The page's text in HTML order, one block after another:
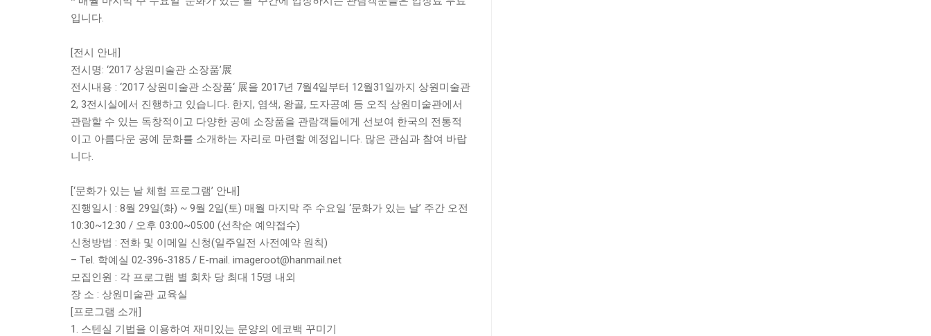
입니다.
[전시 안내]
전시명: ‘2017 상원미술관 소장품’展
전시내용 : ‘2017 상원미술관 소장품‘ 展을 2017년 7월4일부터 12월31일까지 상원미술관
2, 3전시실에서 진행하고 있습니다. 한지, 염색, 왕골, 도자공예 등 오직 상원미술관에서
관람할 수 있는 독창적이고 다양한 공예 소장품을 관람객들에게 선보여 한국의 전통적
이고 아름다운 공예 문화를 소개하는 자리로 마련할 예정입니다. 많은 관심과 참여 바랍
니다.
[‘문화가 있는 날 체험 프로그램’ 안내]
진행일시 : 8월 29일(화) ~ 9월 2일(토) 매월 마지막 주 수요일 ‘문화가 있는 날’ 주간 오전
10:30~12:30 / 오후 03:00~05:00 (선착순 예약접수)
신청방법 : 전화 및 이메일 신청(일주일전 사전예약 원칙)
– Tel. 학예실 02-396-3185 / E-mail. imageroot@hanmail.net
모집인원 : 각 프로그램 별 회차 당 최대 15명 내외
장 소 : 상원미술관 교육실
[프로그램 소개]
1. 스텐실 기법을 이용하여 재미있는 문양의 에코백 꾸미기